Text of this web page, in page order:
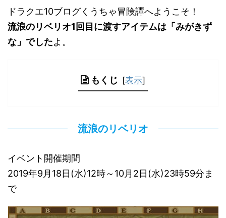
ドラクエ10ブログくうちゃ冒険譚へようこそ！
流浪のリベリオ1回目に渡すアイテムは「みがきず
な」でしたよ。
もくじ [表示]
流浪のリベリオ
イベント開催期間
2019年9月18日(水)12時～10月2日(水)23時59分ま
で